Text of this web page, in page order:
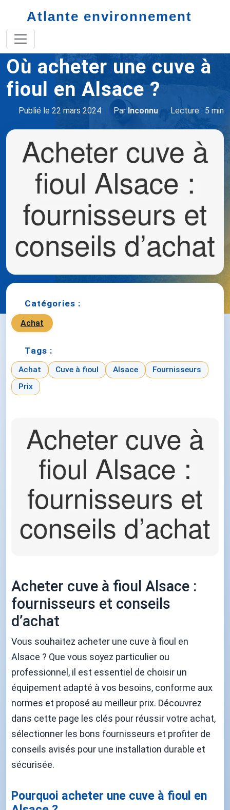
Atlante environnement
Accueil
Où acheter une cuve à
fioul en Alsace ?
Publié le 22 mars 2024 Par Inconnu Lecture : 5 min
Catégories :
Achat
Tags :
Achat Cuve à fioul Alsace
Fournisseurs
Prix
Acheter cuve à fioul Alsace :
fournisseurs et conseils
d’achat
Vous souhaitez acheter une cuve à fioul en
Alsace ? Que vous soyez particulier ou
professionnel, il est essentiel de choisir un
équipement adapté à vos besoins, conforme aux
normes et proposé au meilleur prix. Découvrez
dans cette page les clés pour réussir votre achat,
sélectionner les bons fournisseurs et profiter de
conseils avisés pour une installation durable et
sécurisée.
Pourquoi acheter une cuve à fioul en